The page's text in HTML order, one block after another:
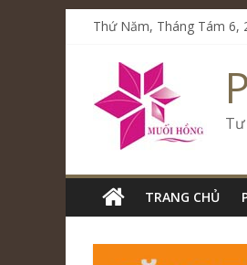
Thứ Năm, Tháng Tám 6,
TRANG CHỦ